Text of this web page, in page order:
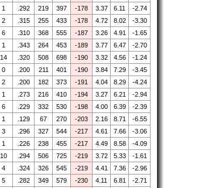
1 .292 219 397 -178 3.37 6.11
-2.74
2 .315 255 433 -178 4.72 8.02
-3.30
6 .310 368 555 -187 3.26 4.91
-1.65
1 .343 264 453 -189 3.77 6.47
-2.70
14 .320 508 698 -190 3.32 4.56
-1.24
0 .200 211 401 -190 3.84 7.29
-3.45
2 .200 182 373 -191 4.04 8.29
-4.24
1 .273 216 410 -194 3.27 6.21
-2.94
6 .229 332 530 -198 4.00 6.39
-2.39
1 .129 67 270 -203 2.16 8.71
-6.55
3 .296 327 544 -217 4.61 7.66
-3.06
1 .226 238 455 -217 4.49 8.58
-4.09
10 .294 506 725 -219 3.72 5.33
-1.61
4 .324 326 545 -219 4.41 7.36
-2.96
5 .282 349 579 -230 4.11 6.81
-2.71